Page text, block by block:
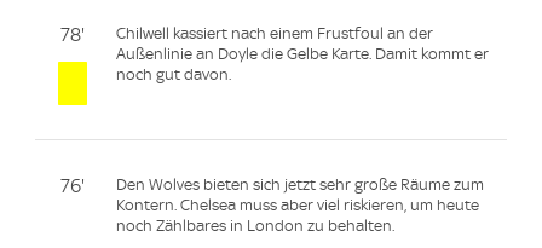
78'
Chilwell kassiert nach einem Frustfoul an der
Außenlinie an Doyle die Gelbe Karte. Damit kommt er
noch gut davon.
76'
Den Wolves bieten sich jetzt sehr große Räume zum
Kontern. Chelsea muss aber viel riskieren, um heute
noch Zählbares in London zu behalten.